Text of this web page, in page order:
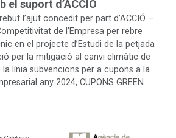
el suport d’ACCIÓ
l’ajut concedit per part d’ACCIÓ –
de l’Empresa per rebre
en el projecte d’Estudi de la petjada
per la mitigació al canvi climàtic de
la línia subvencions per a cupons a la
any 2024, CUPONS GREEN.